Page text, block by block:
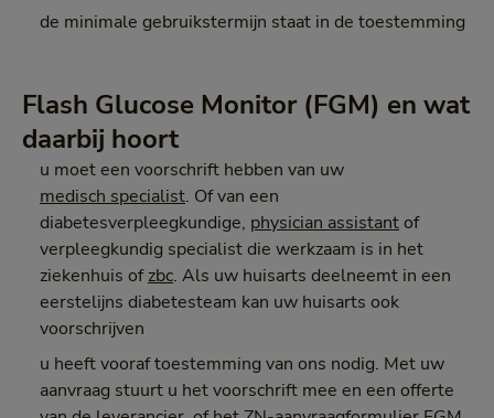
de minimale gebruikstermijn staat in de toestemming
Flash Glucose Monitor (FGM) en wat
daarbij hoort
u moet een voorschrift hebben van uw
medisch specialist. Of van een
diabetesverpleegkundige, physician assistantof
verpleegkundig specialist die werkzaam is in het
ziekenhuis ofzbc. Als uw huisarts deelneemt in een
eerstelijns diabetesteam kan uw huisarts ook
voorschrijven
u heeft vooraf toestemming van ons nodig. Met uw
aanvraag stuurt u het voorschrift mee en een offerte